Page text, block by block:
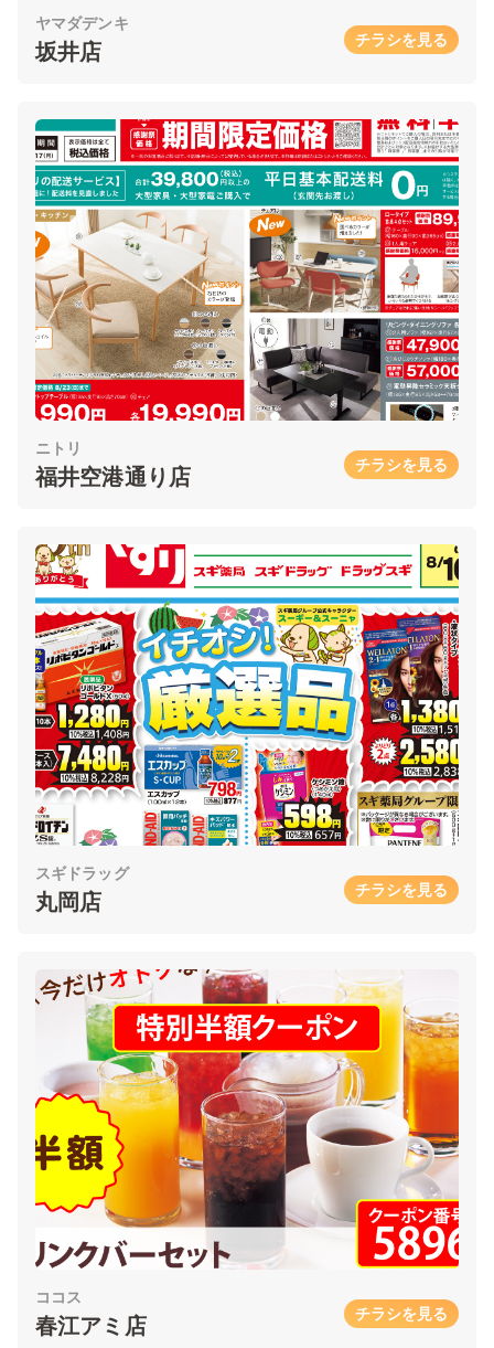
ヤマダデンキ
坂井店 チラシを見る
ニトリ
福井空港通り店 チラシを見る
スギドラッグ
丸岡店 チラシを見る
ココス
春江アミ店 チラシを見る